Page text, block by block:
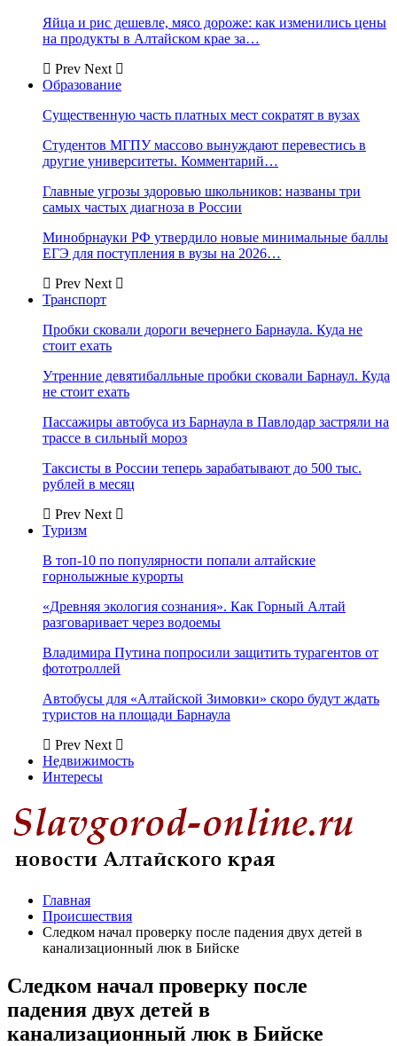
Яйца и рис дешевле, мясо дороже: как изменились цены
на продукты в Алтайском крае за…
Prev Next
Образование
Существенную часть платных мест сократят в вузах
Студентов МГПУ массово вынуждают перевестись в
другие университеты. Комментарий…
Главные угрозы здоровью школьников: названы три
самых частых диагноза в России
Минобрнауки РФ утвердило новые минимальные баллы
ЕГЭ для поступления в вузы на 2026…
Prev Next
Транспорт
Пробки сковали дороги вечернего Барнаула. Куда не
стоит ехать
Утренние девятибалльные пробки сковали Барнаул. Куда
не стоит ехать
Пассажиры автобуса из Барнаула в Павлодар застряли на
трассе в сильный мороз
Таксисты в России теперь зарабатывают до 500 тыс.
рублей в месяц
Prev Next
Туризм
В топ-10 по популярности попали алтайские
горнолыжные курорты
«Древняя экология сознания». Как Горный Алтай
разговаривает через водоемы
Владимира Путина попросили защитить турагентов от
фототроллей
Автобусы для «Алтайской Зимовки» скоро будут ждать
туристов на площади Барнаула
Prev Next
Недвижимость
Интересы
Главная
Происшествия
Следком начал проверку после падения двух детей в
канализационный люк в Бийске
Следком начал проверку после
падения двух детей в
канализационный люк в Бийске